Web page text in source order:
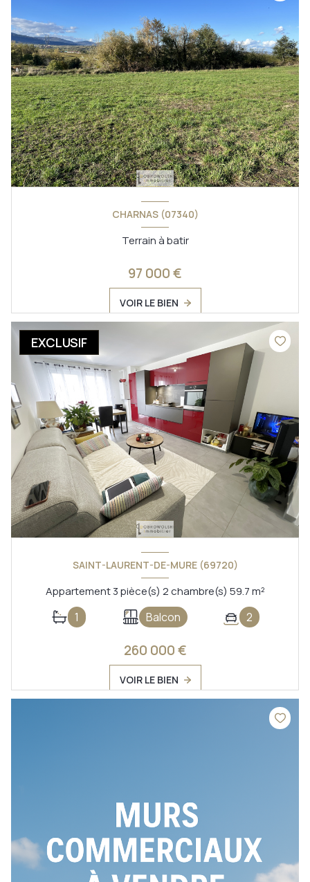
CHARNAS (07340)
Terrain à batir
97 000 €
VOIR LE BIEN
EXCLUSIF
SAINT-LAURENT-DE-MURE (69720)
Appartement 3 pièce(s) 2 chambre(s) 59.7 m²
1 Balcon 2
260 000 €
VOIR LE BIEN